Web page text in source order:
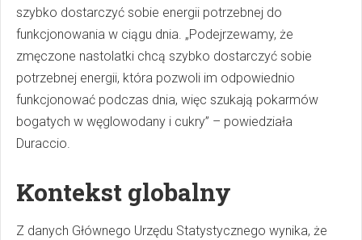
szybko dostarczyć sobie energii potrzebnej do
funkcjonowania w ciągu dnia. „Podejrzewamy, że
zmęczone nastolatki chcą szybko dostarczyć sobie
potrzebnej energii, która pozwoli im odpowiednio
funkcjonować podczas dnia, więc szukają pokarmów
bogatych w węglowodany i cukry” – powiedziała
Duraccio.
Kontekst globalny
Z danych Głównego Urzędu Statystycznego wynika, że